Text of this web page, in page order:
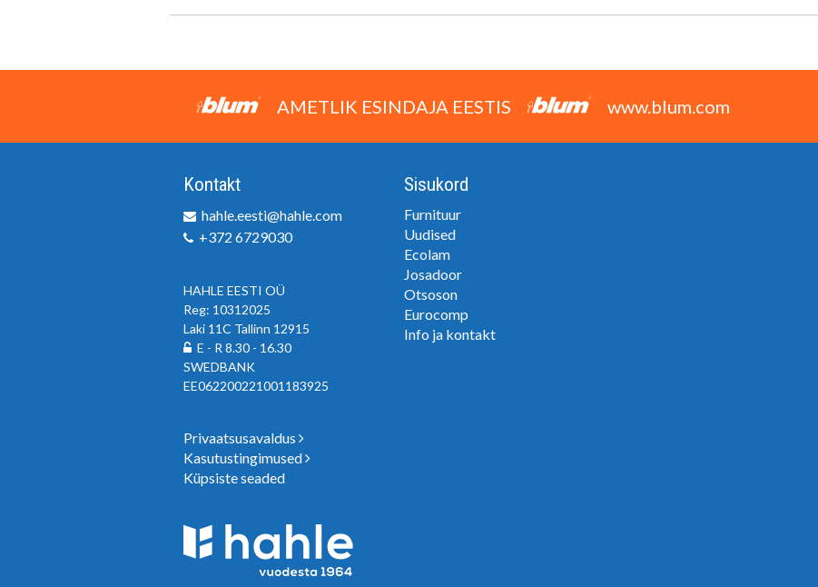
AMETLIK ESINDAJA EESTIS www.blum.com
Kontakt
hahle.eesti@hahle.com
+372 6729030
HAHLE EESTI OÜ
Reg: 10312025
Laki 11C Tallinn 12915
E - R 8.30 - 16.30
SWEDBANK
EE062200221001183925
Privaatsusavaldus
Kasutustingimused
Küpsiste seaded
Sisukord
Furnituur
Uudised
Ecolam
Josadoor
Otsoson
Eurocomp
Info ja kontakt